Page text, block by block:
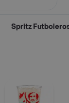
Spritz